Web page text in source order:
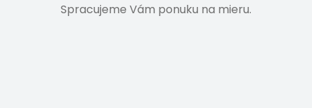
Spracujeme Vám ponuku na mieru.